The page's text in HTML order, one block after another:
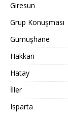
Giresun
Grup Konuşması
Gümüşhane
Hakkari
Hatay
İller
Isparta